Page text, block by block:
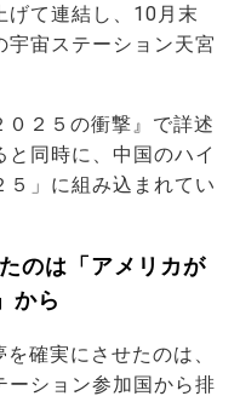
げて連結し、10月末
宇宙ステーション天宮
２５の衝撃』で詳述
同時に、中国のハイ
５」に組み込まれてい
のは「アメリカが
から
確実にさせたのは、
ーション参加国から排